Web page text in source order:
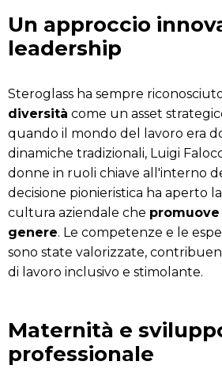
Un approccio
leadership
Steroglass ha sempre
diversità come un asset
quando il mondo del lavoro era
dinamiche tradizionali, Luigi
donne in ruoli chiave all'interno
decisione pionieristica ha aperto
cultura aziendale che
genere. Le competenze e le
sono state valorizzate,
di lavoro inclusivo e stimolante.
Maternità e
professionale